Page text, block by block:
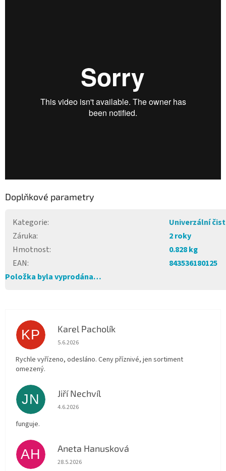
Doplňkové parametry
Kategorie:
Univerzální
Záruka:
2 roky
Hmotnost:
0.828 kg
EAN:
843536180125
Položka byla vyprodána…
KP Karel Pacholík
Hodnocení obchodu je 4 z 5 hvězdiček.
5.6.2026
Rychle vyřízeno, odesláno. Ceny příznivé, jen sortiment
omezený.
JN Jiří Nechvíl
Hodnocení obchodu je 5 z 5 hvězdiček.
4.6.2026
funguje.
AH Aneta Hanusková
Hodnocení obchodu je 5 z 5 hvězdiček.
28.5.2026